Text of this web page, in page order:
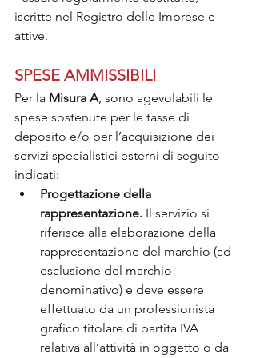
iscritte nel Registro delle Imprese e
attive.
SPESE AMMISSIBILI
Per la Misura A , sono agevolabili le
spese sostenute per le tasse di
deposito e/o per l’acquisizione dei
servizi specialistici esterni di seguito
indicati:
Progettazione della
rappresentazione. Il servizio si
riferisce alla elaborazione della
rappresentazione del marchio (ad
esclusione del marchio
denominativo) e deve essere
effettuato da un professionista
grafico titolare di partita IVA
relativa all’attività in oggetto o da